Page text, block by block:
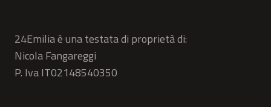
24Emilia è una testata di proprietà di:
Nicola Fangareggi
P. Iva IT02148540350